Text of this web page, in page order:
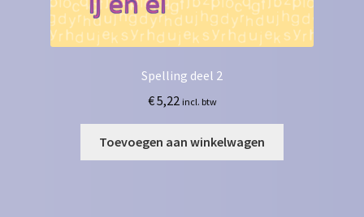
Spelling deel 2
€5,22 incl. btw
Toevoegen aan winkelwagen